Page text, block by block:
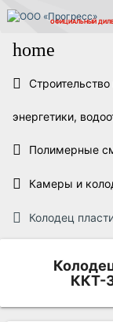
ОФИЦИАЛЬНЫЙ
home
энергетики,
Полимерные
Камеры и
Колодец
ККТ-